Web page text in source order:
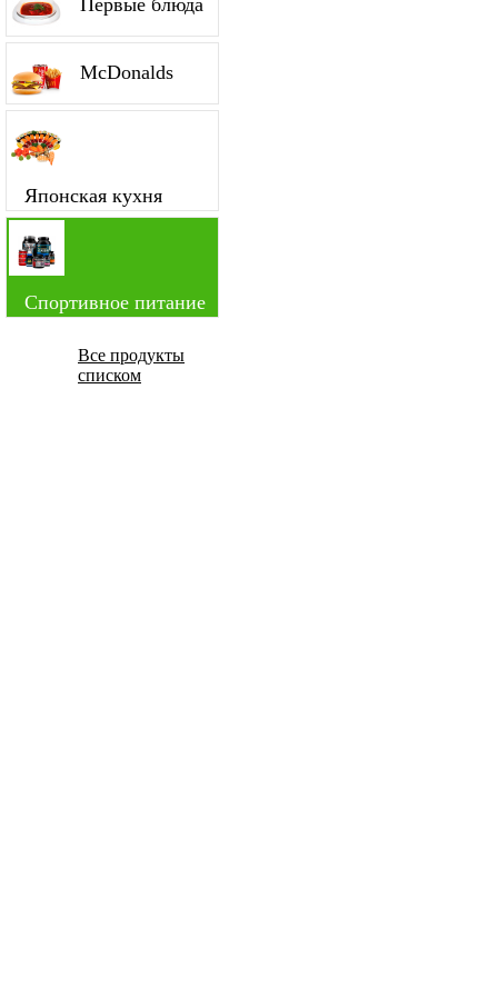
Первые блюда
McDonalds
Японская кухня
Спортивное питание
Все продукты
списком